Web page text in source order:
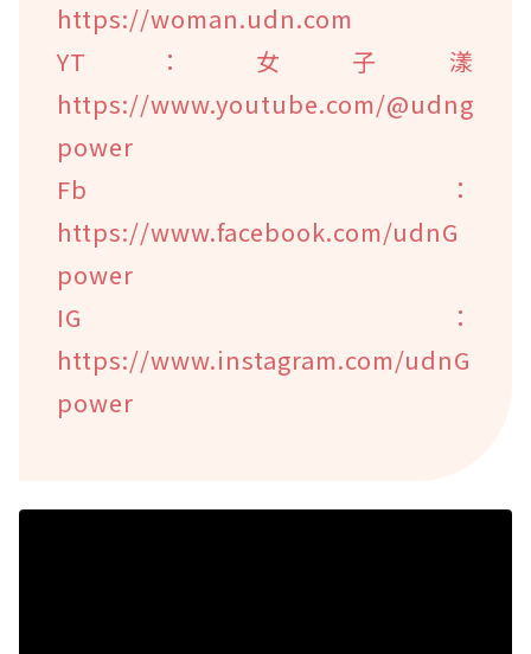
https://woman.udn.com
YT：女子漾
https://www.youtube.com/@udng
power
Fb：
https://www.facebook.com/udnG
power
IG：
https://www.instagram.com/udnG
power